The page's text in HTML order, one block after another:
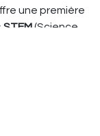
une première
STEM(Science,